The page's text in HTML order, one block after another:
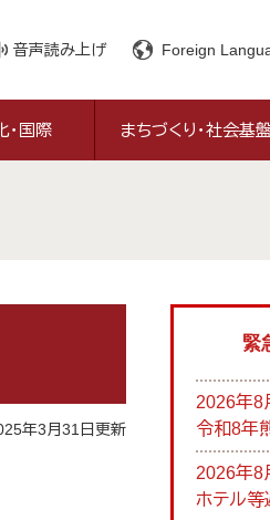
音声読み上げ Foreign
・国際 まちづくり・社会基盤
年3月31日更新
緊
2026年8
令和8年
2026年8
ホテル等